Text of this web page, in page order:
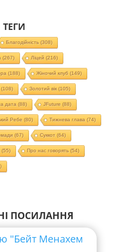
ТЕГИ
Благодійність (308)
(267) Ліцей (216)
(188) Жіночий клуб (149)
(108) Золотий вік(105)
дата (88) JFuture (88)
Ребе (80) Тижнева глава (74)
(67) Суккот (64)
(55) Про нас говорять (54)
ПОСИЛАННЯ
"Бейт Менахем